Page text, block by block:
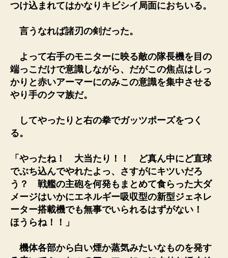
つけ込まれてはかなりキビシイ局面におちいる。
言うなれば諸刃の剣だった。
よって右手のモニターに映る敵の隊長機を目の
端っこだけで意識しながら、だがこの焦点はしっ
かりと赤いアーマーにのみこの意識を集中させる
やり手のクマ族だ。
してやったりと右の拳でガッツポーズをつく
る。
「やったね！ 大当たり！！ ど真ん中にど直球
でぶち込んでやれたよっ、さすがにキツいだろ
う？ 戦艦の主砲を何発もまとめて食らった大ダ
メージはいかにエネルギー吸収型の新型ジェネレ
ーター搭載機でも無事でいられるはずがない！
ほうらね！！」
機体各部から白い煙か蒸気みたいなものを発す